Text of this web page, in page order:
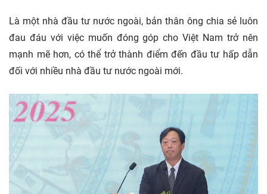
Là một nhà đầu tư nước ngoài, bản thân ông chia sẻ luôn
đau đáu với việc muốn đóng góp cho Việt Nam trở nên
mạnh mẽ hơn, có thể trở thành điểm đến đầu tư hấp dẫn
đối với nhiều nhà đầu tư nước ngoài mới.